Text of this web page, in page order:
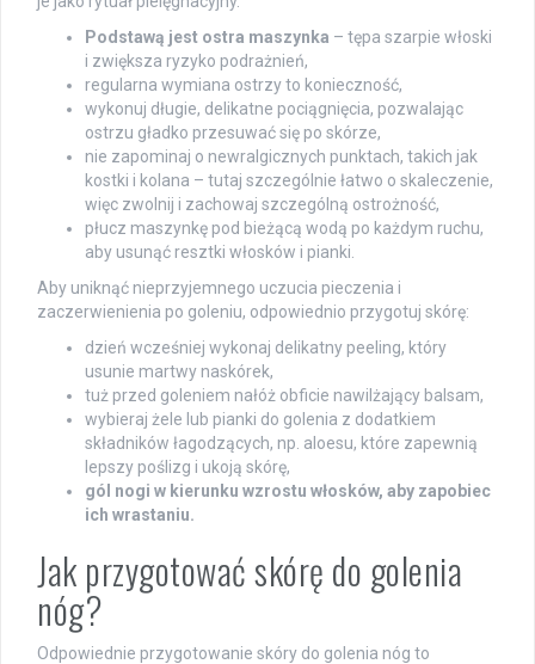
Podstawą jest ostra maszynka – tępa szarpie włoski
i zwiększa ryzyko podrażnień,
regularna wymiana ostrzy to konieczność,
wykonuj długie, delikatne pociągnięcia, pozwalając
ostrzu gładko przesuwać się po skórze,
nie zapominaj o newralgicznych punktach, takich jak
kostki i kolana – tutaj szczególnie łatwo o skaleczenie,
więc zwolnij i zachowaj szczególną ostrożność,
płucz maszynkę pod bieżącą wodą po każdym ruchu,
aby usunąć resztki włosków i pianki.
Aby uniknąć nieprzyjemnego uczucia pieczenia i
zaczerwienienia po goleniu, odpowiednio przygotuj skórę:
dzień wcześniej wykonaj delikatny peeling, który
usunie martwy naskórek,
tuż przed goleniem nałóż obficie nawilżający balsam,
wybieraj żele lub pianki do golenia z dodatkiem
składników łagodzących, np. aloesu, które zapewnią
lepszy poślizg i ukoją skórę,
gól nogi w kierunku wzrostu włosków, aby zapobiec
ich wrastaniu.
Jak przygotować skórę do golenia
nóg?
Odpowiednie przygotowanie skóry do golenia nóg to